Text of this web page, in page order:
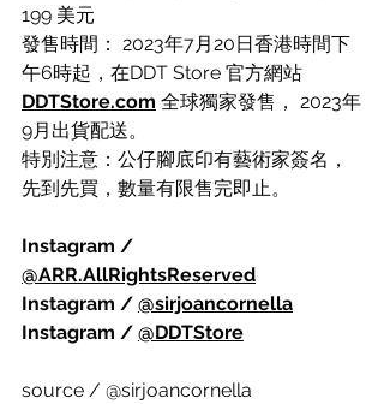
199 美元
發售時間： 2023年7⽉20⽇⾹港時間下
午6時起，在DDT Store 官方網站
DDTStore.com 全球獨家發售， 2023年
9⽉出貨配送。
特別注意：公仔腳底印有藝術家簽名，
先到先買，數量有限售完即⽌。
Instagram /
@ARR.AllRightsReserved
Instagram / @sirjoancornella
Instagram / @DDTStore
source / @sirjoancornella